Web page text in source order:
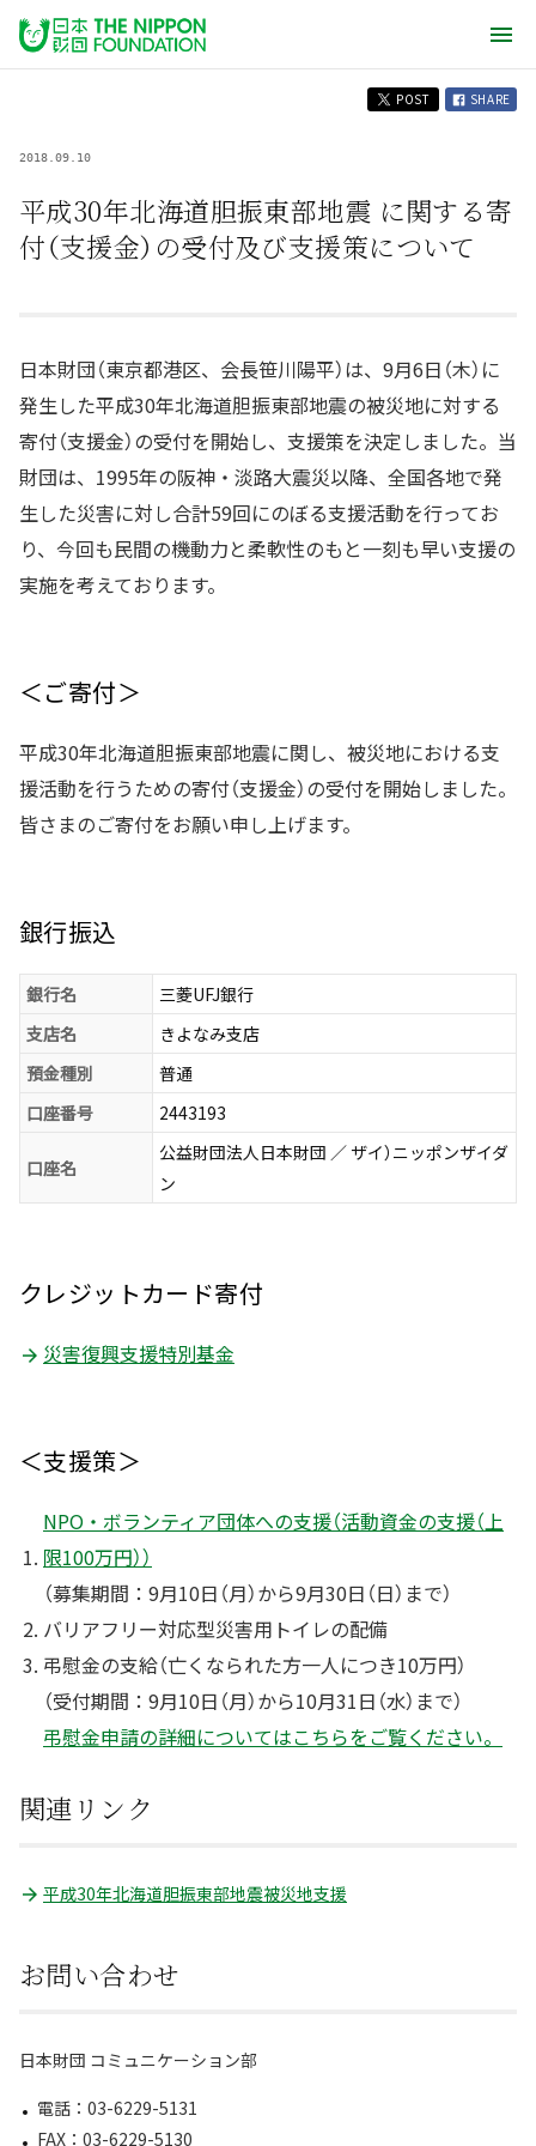
POST SHARE
2018.09.10
平成30年北海道胆振東部地震 に関する寄
付（支援金）の受付及び支援策について
日本財団（東京都港区、会長笹川陽平）は、9月6日（木）に
発生した平成30年北海道胆振東部地震の被災地に対する
寄付（支援金）の受付を開始し、支援策を決定しました。当
財団は、1995年の阪神・淡路大震災以降、全国各地で発
生した災害に対し合計59回にのぼる支援活動を行ってお
り、今回も民間の機動力と柔軟性のもと一刻も早い支援の
実施を考えております。
＜ご寄付＞
平成30年北海道胆振東部地震に関し、被災地における支
援活動を行うための寄付（支援金）の受付を開始しました。
皆さまのご寄付をお願い申し上げます。
銀行振込
銀行名
三菱UFJ銀行
支店名
きよなみ支店
預金種別
普通
口座番号
2443193
口座名
公益財団法人日本財団 ／ ザイ）ニッポンザイダ
ン
クレジットカード寄付
災害復興支援特別基金
＜支援策＞
NPO・ボランティア団体への支援（活動資金の支援（上
限100万円））
（募集期間：9月10日（月）から9月30日（日）まで）
バリアフリー対応型災害用トイレの配備
弔慰金の支給（亡くなられた方一人につき10万円）
（受付期間：9月10日（月）から10月31日（水）まで）
弔慰金申請の詳細についてはこちらをご覧ください。
関連リンク
平成30年北海道胆振東部地震被災地支援
お問い合わせ
日本財団 コミュニケーション部
電話：03-6229-5131
FAX：03-6229-5130